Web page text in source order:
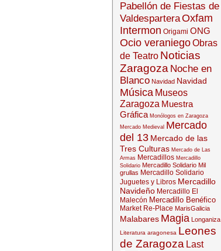
Pabellón de Fiestas de
ValdesparteraOxfam
Intermon Origami ONG
Ocio veraniegoObras
de Teatro Noticias
Zaragoza Noche en
Blanco Navidad Navidad
Música Museos
Zaragoza Muestra
Gráfica Monólogos en Zaragoza
Mercado Medieval Mercado
del 13 Mercado de las
Tres Culturas Mercado de Las
Armas Mercadillos Mercadillo
Solidario Mercadillo Solidario Mil
grullas Mercadillo Solidario
Juguetes y Libros Mercadillo
Navideño Mercadillo El
Malecón Mercadillo Benéfico
Market Re-Place MarisGalicia
Malabares Magia Longaniza
Literatura aragonesa Leones
de Zaragoza Last